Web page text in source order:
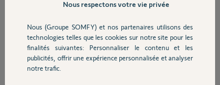
Sécurité
Domotique
Via le menu configuration j’essaie d’ajouter un produit philipps hue.
pour y arriver. Merxi de votre aide.
Nicolas J.
il y a presque 8 ans
Participer au fil de discussion
Nous respectons votre vie privée
Nous (Groupe SOMFY) et nos partenaires utilisons des
technologies telles que les cookies sur notre site pour les
finalités suivantes: Personnaliser le contenu et les
publicités, offrir une expérience personnalisée et analyser
notre trafic.